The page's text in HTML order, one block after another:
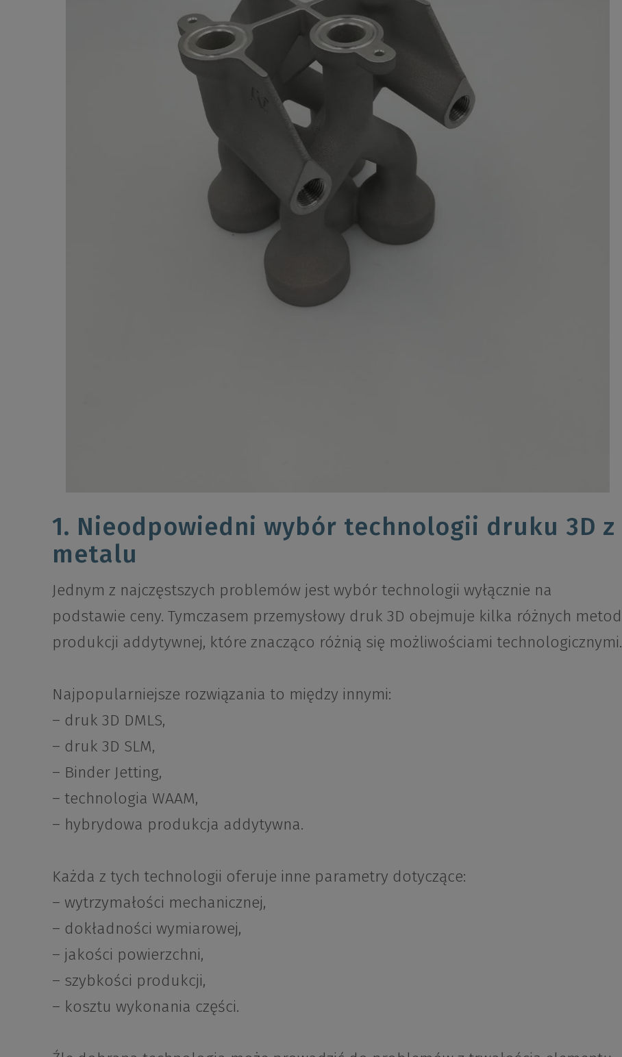
1. Nieodpowiedni wybór technologii druku 3D z
metalu
Jednym z najczęstszych problemów jest wybór technologii wyłącznie na
podstawie ceny. Tymczasem przemysłowy druk 3D obejmuje kilka różnych metod
produkcji addytywnej, które znacząco różnią się możliwościami technologicznymi.
Najpopularniejsze rozwiązania to między innymi:
– druk 3D DMLS,
– druk 3D SLM,
– Binder Jetting,
– technologia WAAM,
– hybrydowa produkcja addytywna.
Każda z tych technologii oferuje inne parametry dotyczące:
– wytrzymałości mechanicznej,
– dokładności wymiarowej,
– jakości powierzchni,
– szybkości produkcji,
– kosztu wykonania części.